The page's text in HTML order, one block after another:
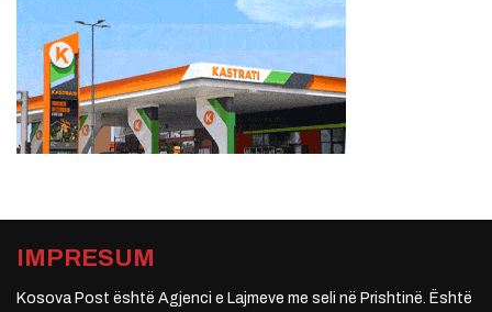
IMPRESUM
Kosova Post është Agjenci e Lajmeve me seli në Prishtinë. Është